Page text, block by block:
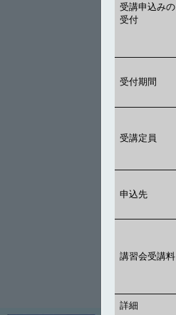
受講申込みの
受付
受付期間
受講定員
申込先
講習会受講料
詳細